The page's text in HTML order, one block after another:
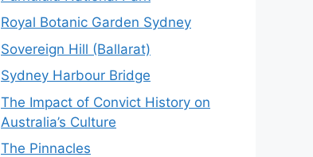
Royal Botanic Garden Sydney
Sovereign Hill (Ballarat)
Sydney Harbour Bridge
The Impact of Convict History on
Australia’s Culture
The Pinnacles